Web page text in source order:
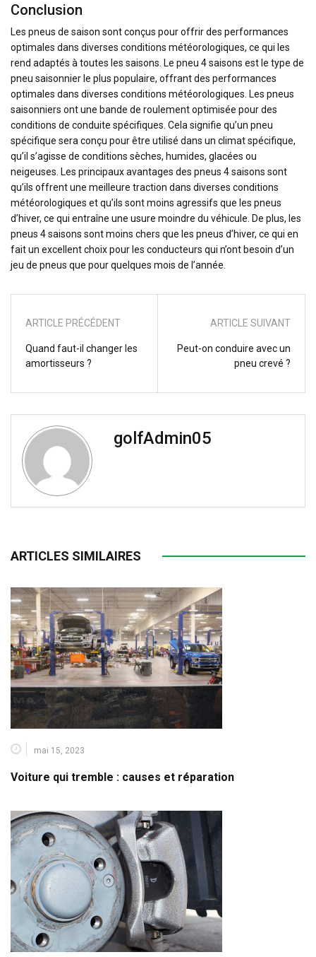
Conclusion
Les pneus de saison sont conçus pour offrir des performances
optimales dans diverses conditions météorologiques, ce qui les
rend adaptés à toutes les saisons. Le pneu 4 saisons est le type de
pneu saisonnier le plus populaire, offrant des performances
optimales dans diverses conditions météorologiques. Les pneus
saisonniers ont une bande de roulement optimisée pour des
conditions de conduite spécifiques. Cela signifie qu’un pneu
spécifique sera conçu pour être utilisé dans un climat spécifique,
qu’il s’agisse de conditions sèches, humides, glacées ou
neigeuses. Les principaux avantages des pneus 4 saisons sont
qu’ils offrent une meilleure traction dans diverses conditions
météorologiques et qu’ils sont moins agressifs que les pneus
d’hiver, ce qui entraîne une usure moindre du véhicule. De plus, les
pneus 4 saisons sont moins chers que les pneus d’hiver, ce qui en
fait un excellent choix pour les conducteurs qui n’ont besoin d’un
jeu de pneus que pour quelques mois de l’année.
ARTICLE PRÉCÉDENT
Quand faut-il changer les
amortisseurs ?
ARTICLE SUIVANT
Peut-on conduire avec un
pneu crevé ?
golfAdmin05
ARTICLES SIMILAIRES
mai 15, 2023
Voiture qui tremble : causes et réparation